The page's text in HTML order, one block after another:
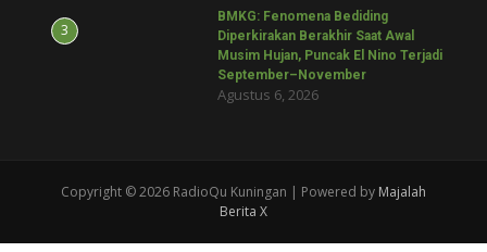
3
BMKG: Fenomena Bediding
Diperkirakan Berakhir Saat Awal
Musim Hujan, Puncak El Nino Terjadi
September–November
Agustus 6, 2026
Copyright © 2026 RadioQu Kuningan | Powered by Majalah
Berita X